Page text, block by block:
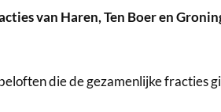
van Haren, Ten Boer en
die de gezamenlijke fracties